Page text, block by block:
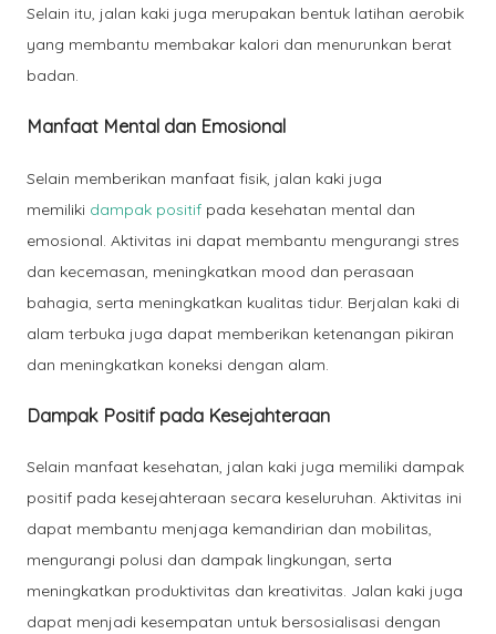
Selain itu, jalan kaki juga merupakan bentuk latihan aerobik
yang membantu membakar kalori dan menurunkan berat
badan.
Manfaat Mental dan Emosional
Selain memberikan manfaat fisik, jalan kaki juga
memiliki dampak positif pada kesehatan mental dan
emosional. Aktivitas ini dapat membantu mengurangi stres
dan kecemasan, meningkatkan mood dan perasaan
bahagia, serta meningkatkan kualitas tidur. Berjalan kaki di
alam terbuka juga dapat memberikan ketenangan pikiran
dan meningkatkan koneksi dengan alam.
Dampak Positif pada Kesejahteraan
Selain manfaat kesehatan, jalan kaki juga memiliki dampak
positif pada kesejahteraan secara keseluruhan. Aktivitas ini
dapat membantu menjaga kemandirian dan mobilitas,
mengurangi polusi dan dampak lingkungan, serta
meningkatkan produktivitas dan kreativitas. Jalan kaki juga
dapat menjadi kesempatan untuk bersosialisasi dengan